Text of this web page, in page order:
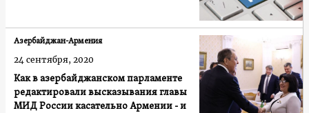
Как в азербайджанском парламенте
редактировали высказывания главы
МИД России касательно Армении - и
Азербайджан-Армения
24 сентября, 2020